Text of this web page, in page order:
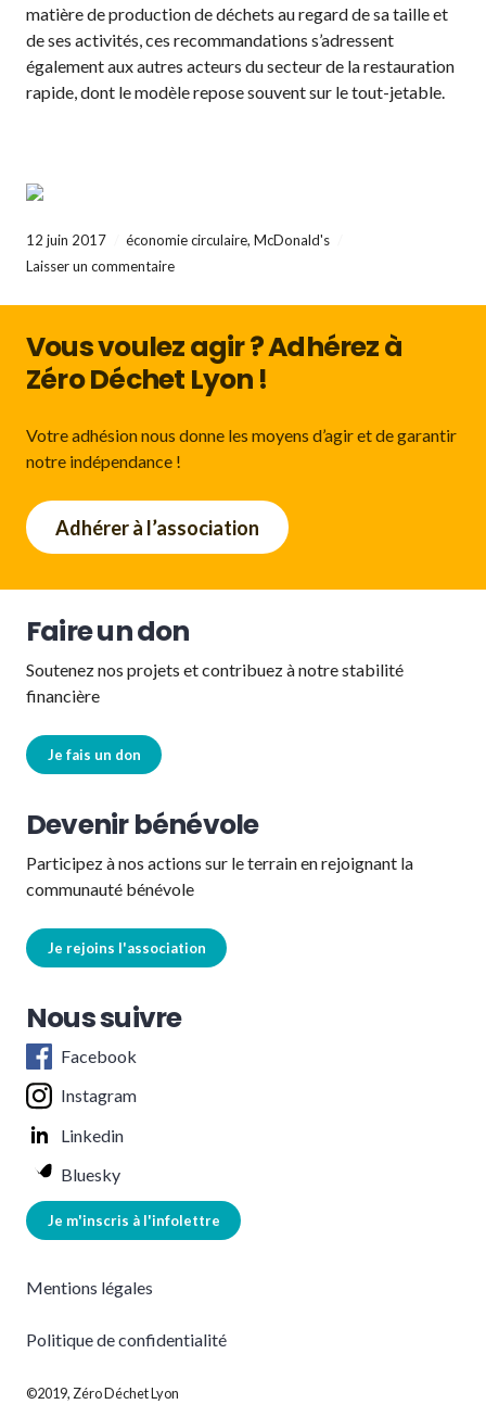
matière de production de déchets au regard de sa taille et
de ses activités, ces recommandations s’adressent
également aux autres acteurs du secteur de la restauration
rapide, dont le modèle repose souvent sur le tout-jetable.
12 juin 2017 économie circulaire, McDonald's
Laisser un commentaire
Vous voulez agir ? Adhérez à
Zéro Déchet Lyon !
Votre adhésion nous donne les moyens d’agir et de garantir
notre indépendance !
Adhérer à l’association
Faire un don
Soutenez nos projets et contribuez à notre stabilité
financière
Je fais un don
Devenir bénévole
Participez à nos actions sur le terrain en rejoignant la
communauté bénévole
Je rejoins l'association
Nous suivre
Facebook
Instagram
Linkedin
Bluesky
Je m'inscris à l'infolettre
Mentions légales
Politique de confidentialité
©2019, Zéro Déchet Lyon